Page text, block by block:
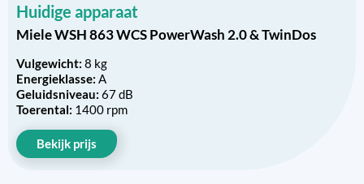
Huidige apparaat
Miele WSH 863 WCS PowerWash 2.0 & TwinDos
Vulgewicht: 8 kg
Energieklasse: A
Geluidsniveau: 67 dB
Toerental: 1400 rpm
Bekijk prijs